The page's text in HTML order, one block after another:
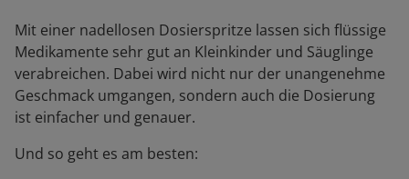
Mit einer nadellosen Dosierspritze lassen sich flüssige
Medikamente sehr gut an Kleinkinder und Säuglinge
verabreichen. Dabei wird nicht nur der unangenehme
Geschmack umgangen, sondern auch die Dosierung
ist einfacher und genauer.
Und so geht es am besten: